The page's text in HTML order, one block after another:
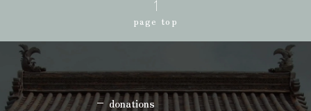
page top
donations